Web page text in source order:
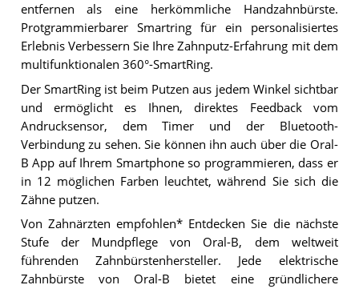
entfernen als eine herkömmliche Handzahnbürste.
Protgrammierbarer Smartring für ein personalisiertes
Erlebnis Verbessern Sie Ihre Zahnputz-Erfahrung mit dem
multifunktionalen 360°-SmartRing.
Der SmartRing ist beim Putzen aus jedem Winkel sichtbar
und ermöglicht es Ihnen, direktes Feedback vom
Andrucksensor, dem Timer und der Bluetooth-
Verbindung zu sehen. Sie können ihn auch über die Oral-
B App auf Ihrem Smartphone so programmieren, dass er
in 12 möglichen Farben leuchtet, während Sie sich die
Zähne putzen.
Von Zahnärzten empfohlen* Entdecken Sie die nächste
Stufe der Mundpflege von Oral-B, dem weltweit
führenden Zahnbürstenhersteller. Jede elektrische
Zahnbürste von Oral-B bietet eine gründlichere